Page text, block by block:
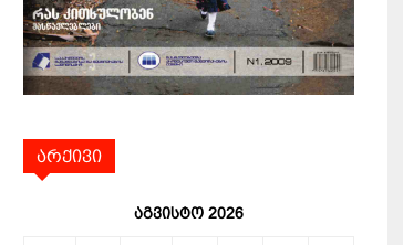
არქივი
აგვისტო 2026